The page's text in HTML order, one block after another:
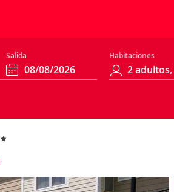
Salida Habitaciones